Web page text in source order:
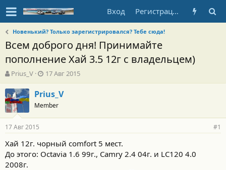
Вход Регистрация
Новенький? Только зарегистрировался? Тебе сюда!
Всем доброго дня! Принимайте
пополнение Хай 3.5 12г с владельцем)
А
в
т
о
р
т
е
м
ы
Prius_V
Д
а
т
а
н
а
а
л
а
17 Авг 2015
Prius_V
Member
17 Авг 2015 #1
Хай 12г. чорный comfort 5 мест.
До этого: Octavia 1.6 99г., Camry 2.4 04г. и LC120 4.0
2008г.